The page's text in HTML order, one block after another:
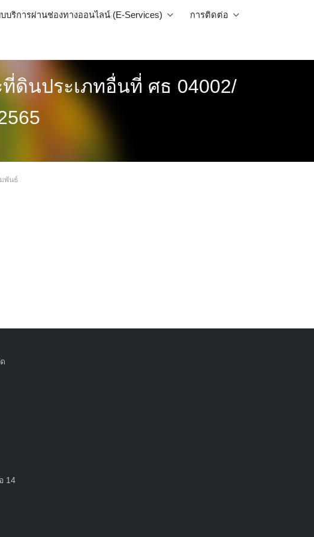
บริการผ่านช่องทางออนไลน์ (E-Services) การติดต่อ
ดินประเภทอื่นที่ ศธ 04002/
พันธ์
14